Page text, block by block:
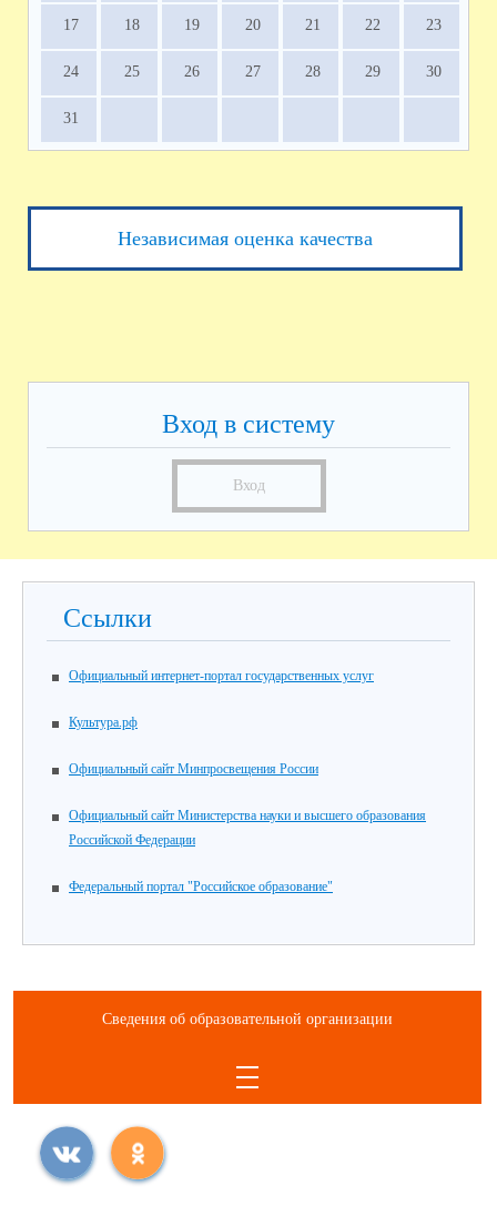
17 18 19 20 21 22 23
24 25 26 27 28 29 30
31
Независимая оценка качества
Вход в систему
Вход
Ссылки
Официальный интернет-портал государственных услуг
Культура.рф
Официальный сайт Минпросвещения России
Официальный сайт Министерства науки и высшего образования
Российской Федерации
Федеральный портал "Российское образование"
Сведения об образовательной организации